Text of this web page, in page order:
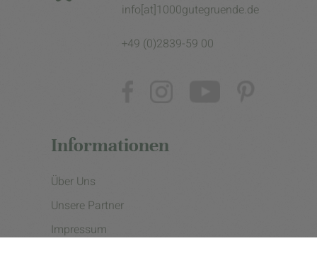
info[at]1000gutegruende.de
+49 (0)2839-59 00
Informationen
Über Uns
Unsere Partner
Impressum